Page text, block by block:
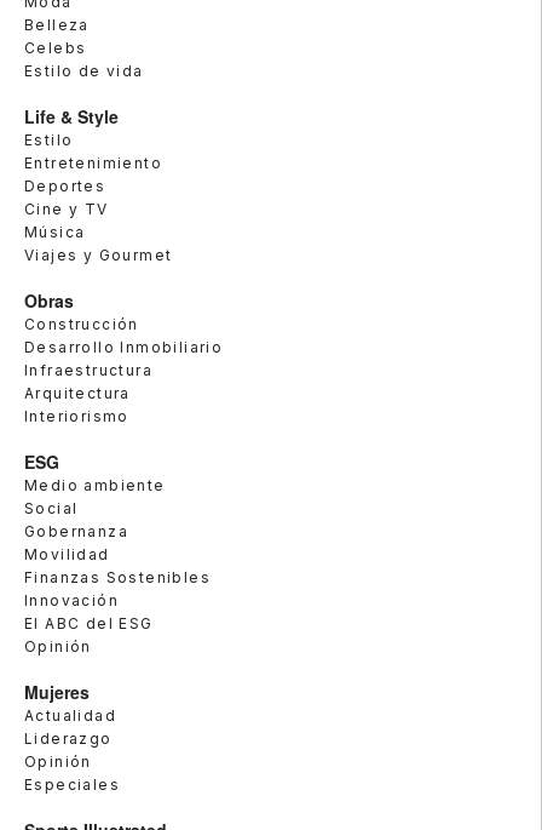
Belleza
Celebs
Estilo de vida
Life & Style
Estilo
Entretenimiento
Deportes
Cine y TV
Música
Viajes y Gourmet
Obras
Construcción
Desarrollo Inmobiliario
Infraestructura
Arquitectura
Interiorismo
ESG
Medio ambiente
Social
Gobernanza
Movilidad
Finanzas Sostenibles
Innovación
El ABC del ESG
Opinión
Mujeres
Actualidad
Liderazgo
Opinión
Especiales